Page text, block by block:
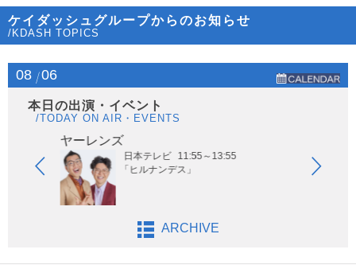
ケイダッシュグループからのお知らせ
/KDASH TOPICS
08 06
本日の出演・イベント
/TODAY ON AIR・EVENTS
ヤーレンズ
日本テレビ
11:55～13:55
「ヒルナンデス」
ARCHIVE